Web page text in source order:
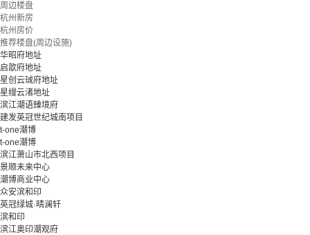
周边楼盘
杭州新房
杭州房价
推荐楼盘(周边设施)
华昭府地址
启歆府地址
星创云珹府地址
星缦云渚地址
滨江潮语臻境府
建发英冠世纪城南项目
t-one潮博
t-one潮博
滨江萧山市北西项目
景顺未来中心
潮博商业中心
众安滨和印
英冠绿城·晴澜轩
滨和印
滨江奥印潮观府